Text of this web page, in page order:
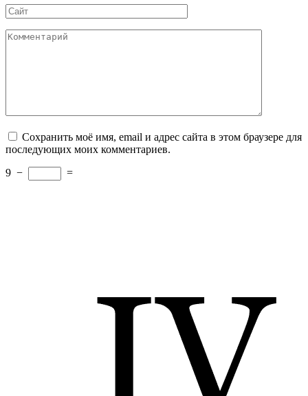
Сайт
Комментарий
Сохранить моё имя, email и адрес сайта в этом браузере для
последующих моих комментариев.
9 − =